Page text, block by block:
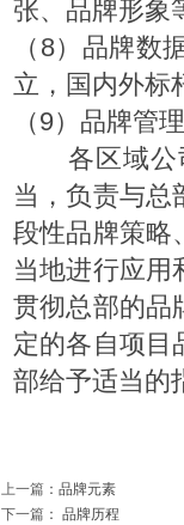
张、品牌形象
（8）品牌数
立，国内外标
（9）品牌管
各区域公司
当，负责与总
段性品牌策略
当地进行应用
贯彻总部的品
定的各自项目
部给予适当的
上一篇 ： 品牌元素
下一篇 ： 品牌历程